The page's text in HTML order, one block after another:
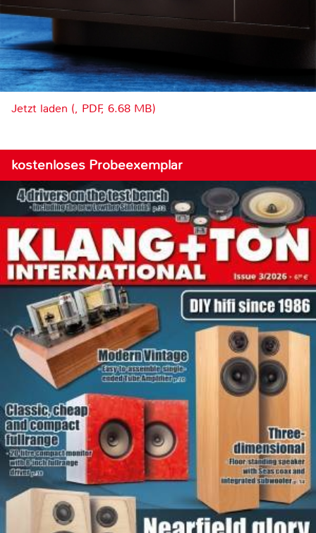
Jetzt laden (, PDF, 6.68 MB)
kostenloses Probeexemplar